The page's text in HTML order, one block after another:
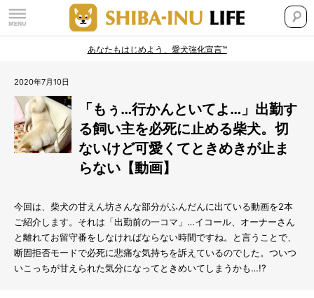
あなたもはじめよう、愛犬強化宣言™
2020年7月10日
「もぅ…行かんといてよ…」出勤す
る飼い主を必死に止める柴犬。切
ないけど可愛くてときめきが止ま
らない【動画】
今回は、柴犬の甘えん坊さんな部分がふんだんに出ている動画を2本
ご紹介します。それは「出勤前の一コマ」…イコール、オーナーさん
と離れてお留守番をしなければならない時間ですね。と言うことで、
断固拒否モードで必死に悲痛な気持ちを訴えているのでした。ついつ
いこっちが甘えられた気分になってときめいてしまうかも…!?